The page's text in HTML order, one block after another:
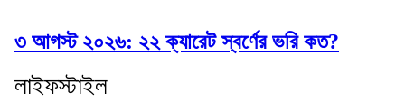
৩ আগস্ট ২০২৬: ২২ ক্যারেট স্বর্ণের ভরি কত?
লাইফস্টাইল